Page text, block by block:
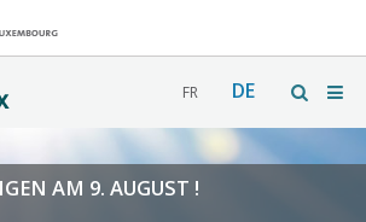
FR DE
AM 9. AUGUST !